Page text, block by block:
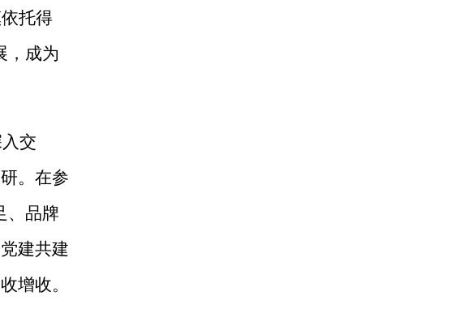
托得
，成为
交
。在参
、品牌
建共建
增收。